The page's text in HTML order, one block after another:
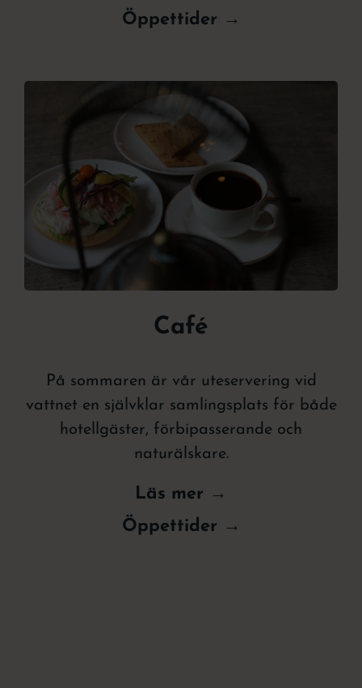
Öppettider →
Café
På sommaren är vår uteservering vid
vattnet en självklar samlingsplats för både
hotellgäster, förbipasserande och
naturälskare.
Läs mer →
Öppettider →